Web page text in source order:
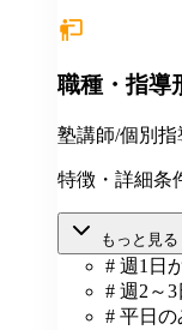
職種・指導
塾講師/個別指
特徴・詳細条
もっと見る
# 週1日
# 週2～
# 平日の